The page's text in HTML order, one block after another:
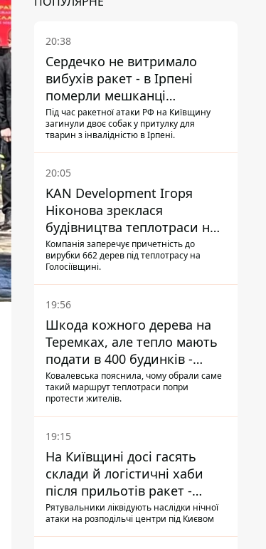
20:38
Сердечко не витримало
вибухів ракет - в Ірпені
померли мешканці
притулку для собак з
інвалідністю
Під час ракетної атаки РФ на Київщину
загинули двоє собак у притулку для
тварин з інвалідністю в Ірпені.
20:05
KAN Development Ігоря
Ніконова зреклася
будівництва теплотраси на
Теремках
Компанія заперечує причетність до
вирубки 662 дерев під теплотрасу на
Голосіївщині.
19:56
Шкода кожного дерева на
Теремках, але тепло мають
подати в 400 будинків -
депутатка Київради
Ковалевська пояснила, чому обрали саме
такий маршрут теплотраси попри
протести жителів.
19:15
На Київщині досі гасять
склади й логістичні хаби
після прильотів ракет -
ДСНС
Рятувальники ліквідують наслідки нічної
атаки на розподільчі центри під Києвом